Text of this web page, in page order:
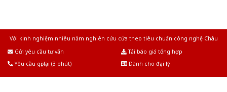
Với kinh nghiệm nhiêu năm nghiên cứu cửa theo tiêu chuẩn công nghệ Châu
Gửi yêu cầu tư vấn
Tải báo giá tổng hợp
Yêu cầu gọi lại (3 phút)
Dành cho đại lý